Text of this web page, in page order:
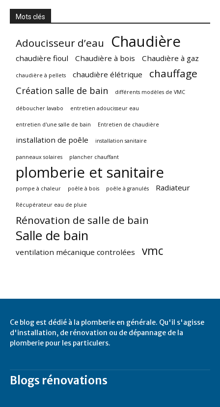
Mots clés
Adoucisseur d’eau Chaudière
chaudière fioul Chaudière à bois Chaudière à gaz
chaudière à pellets chaudière élétrique chauffage
Création salle de bain différents modèles de VMC
déboucher lavabo entretien adoucisseur eau
entretien d'une salle de bain Entretien de chaudière
installation de poêle installation sanitaire
panneaux solaires plancher chauffant
plomberie et sanitaire
pompe à chaleur poêle à bois poêle à granulés Radiateur
Récupérateur eau de pluie
Rénovation de salle de bain
Salle de bain
ventilation mécanique controlées vmc
Ce blog est dédié à la plomberie en générale. Qu'il s'agisse
d'installation, de rénovation ou de dépannage de la
plomberie pour les particulers.
Blogs rénovations